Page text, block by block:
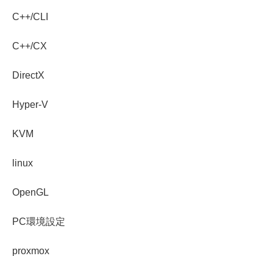
C++/CLI
C++/CX
DirectX
Hyper-V
KVM
linux
OpenGL
PC環境設定
proxmox